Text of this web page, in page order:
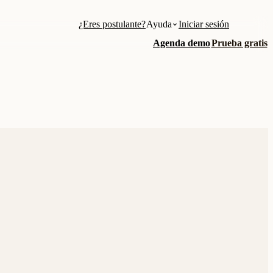
¿Eres postulante?Ayuda
Iniciar sesión
Agenda demoPrueba gratis